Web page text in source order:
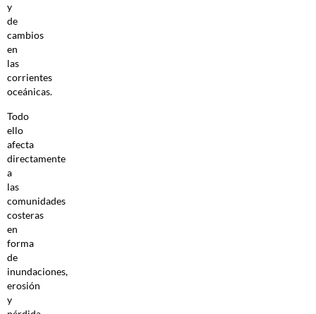
y
de
cambios
en
las
corrientes
oceánicas.
Todo
ello
afecta
directamente
a
las
comunidades
costeras
en
forma
de
inundaciones,
erosión
y